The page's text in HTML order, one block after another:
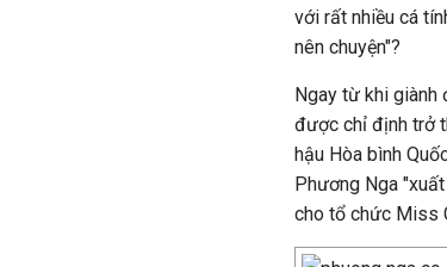
với rất nhiều cá
nên chuyện"?
Ngay từ khi giành
được chỉ định trở
hậu Hòa bình
Phương Nga
cho tổ chức Miss